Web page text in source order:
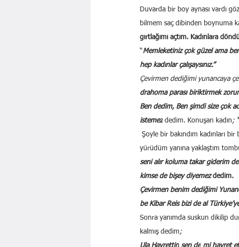
Duvarda bir boy aynası vardı
bilmem saç dibinden boynuma
gırtlağımı açtım. Kadınlara
“Memleketiniz çok güzel ama
hep kadınlar çalışaysınız.”
Çevirmen dediğimi yunancaya
drahoma parası biriktirmek
Ben dedim, Ben şimdi size çok
istemez dedim. Konuşan kadın;
Şoyle bir bakındım kadınları
yürüdüm yanına yaklaştım
seni alır koluma takar giderim
kimse de bişey diyemez dedim.
Çevirmen benim dediğimi
be Kibar Reis bizi de al
Sonra yanımda suskun dikilip
kalmış dedim;